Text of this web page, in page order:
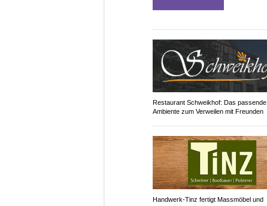
Restaurant Schweikhof: Das passende
Ambiente zum Verweilen mit Freunden
Handwerk-Tinz fertigt Massmöbel und